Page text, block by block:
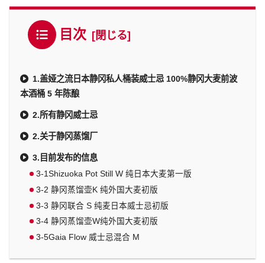
目次
1.盖娅之流日本静冈私人桶装威士忌 100%静冈大麦前波
本酒桶 5 年陈酿
2.所有静冈威士忌
2.关于静冈蒸馏厂
3.目前发布的信息
3-1Shizuoka Pot Still W 纯日本大麦第一版
3-2 静冈蒸馏壶K 纯外国大麦初版
3-3 静冈联合 S 纯麦日本威士忌初版
3-4 静冈蒸馏壶W纯外国大麦初版
3-5Gaia Flow 威士忌混合 M